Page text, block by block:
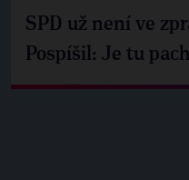
SPD už není ve
Pospíšil: Je tu